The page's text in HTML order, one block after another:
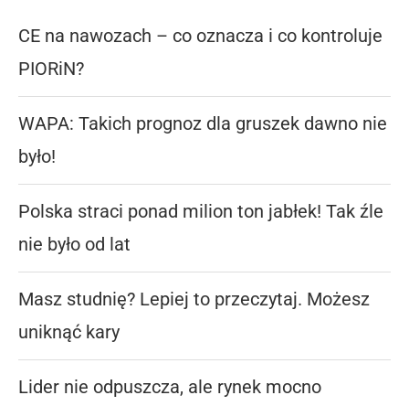
CE na nawozach – co oznacza i co kontroluje
PIORiN?
WAPA: Takich prognoz dla gruszek dawno nie
było!
Polska straci ponad milion ton jabłek! Tak źle
nie było od lat
Masz studnię? Lepiej to przeczytaj. Możesz
uniknąć kary
Lider nie odpuszcza, ale rynek mocno